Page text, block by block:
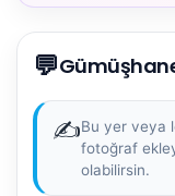
💬
✍️Bu yer veya
fotoğraf
olabilirsin.
NBY Akıllı
AI kullanmadan,
önerir.
Şehir / ilçe